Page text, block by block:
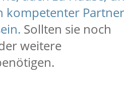
kompetenter Partner
Sollten sie noch
weitere